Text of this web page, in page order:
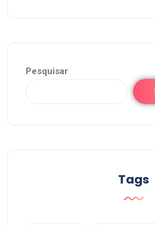
Pesquisar
Tags